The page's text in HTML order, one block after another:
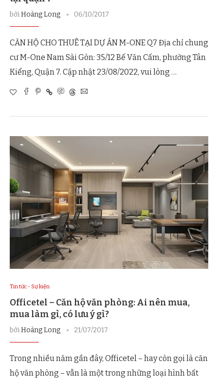
bởiHoàng Long 06/10/2017
CĂN HỘ CHO THUÊ TẠI DỰ ÁN M-ONE Q7 Địa chỉ chung
cư M-One Nam Sài Gòn: 35/12 Bế Văn Cấm, phường Tân
Kiểng, Quận 7. Cập nhật 23/08/2022, vui lòng …
Tin tức - Sự kiện
Officetel – Căn hộ văn phòng: Ai nên mua,
mua làm gì, có lưu ý gì?
bởiHoàng Long 21/07/2017
Trong nhiều năm gần đây, Officetel – hay còn gọi là căn
hộ văn phòng – vẫn là một trong những loại hình bất